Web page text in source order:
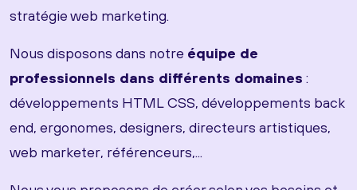
stratégie web marketing.
Nous disposons dans notre équipe de
professionnels dans différents domaines :
développements HTML CSS, développements back
end, ergonomes, designers, directeurs artistiques,
web marketer, référenceurs,...